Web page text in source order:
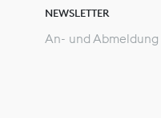
NEWSLETTER
An- und Abmeldung